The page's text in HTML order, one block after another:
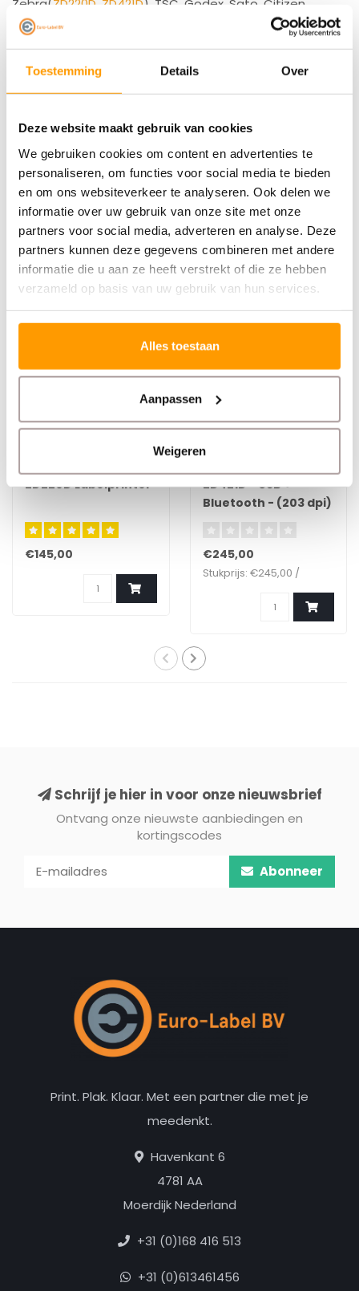
Toestemming Details Over
Deze website maakt gebruik van cookies
We gebruiken cookies om content en advertenties te
personaliseren, om functies voor social media te bieden
en om ons websiteverkeer te analyseren. Ook delen we
informatie over uw gebruik van onze site met onze
partners voor social media, adverteren en analyse. Deze
partners kunnen deze gegevens combineren met andere
informatie die u aan ze heeft verstrekt of die ze hebben
verzameld op basis van uw gebruik van hun services.
Alles toestaan
Aanpassen
Weigeren
Zebra(ZD220D ZD421D), TSC, Godex, Sato, Citizen,
Toshiba, Intermec, Honeywell en natuurlijk ons eigen
Bel ons zeker even op!
+31 168 416 513
Specificaties
Reviews
Gerelateerde producten
ZD220D Labelprinter
€145,00
ZD421D - USB +
Bluetooth - (203 dpi)
€245,00
Stukprijs: €245,00 /
Schrijf je hier in voor onze nieuwsbrief
Ontvang onze nieuwste aanbiedingen en
kortingscodes
Abonneer
Print. Plak. Klaar. Met een partner die met je
meedenkt.
Havenkant 6
4781 AA
Moerdijk Nederland
+31 (0)168 416 513
+31 (0)613461456